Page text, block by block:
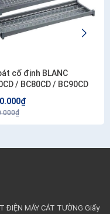
cố định BLANC
/ BC80CD / BC90CD
ĐIỆN MÁY CÁT TƯỜNG Giấy